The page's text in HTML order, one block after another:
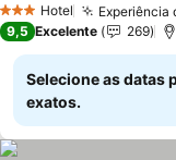
3 EstrelasHotel Experiência
9,5 Excelente 269
Selecione as datas
exatos.